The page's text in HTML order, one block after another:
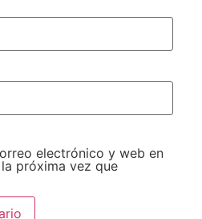
electrónico y web en
próxima vez que